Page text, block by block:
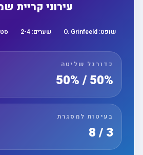
עירוני קריית
שופט:O. Grinfeeld שערים: 2 -4
כדורגל שליטה
50% / 50%
בעיטות למסגרת
3 / 8